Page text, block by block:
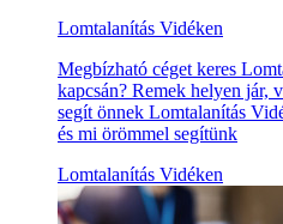
Lomtalanítás Vidéken
Megbízható céget keres
kapcsán? Remek helyen jár,
segít önnek Lomtalanítás
és mi örömmel segítünk
Lomtalanítás Vidéken